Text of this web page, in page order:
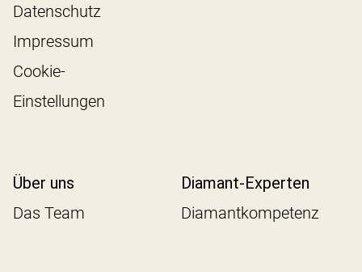
Datenschutz
Impressum
Cookie-
Einstellungen
Über uns
Das Team
Diamant-Experten
Diamantkompetenz